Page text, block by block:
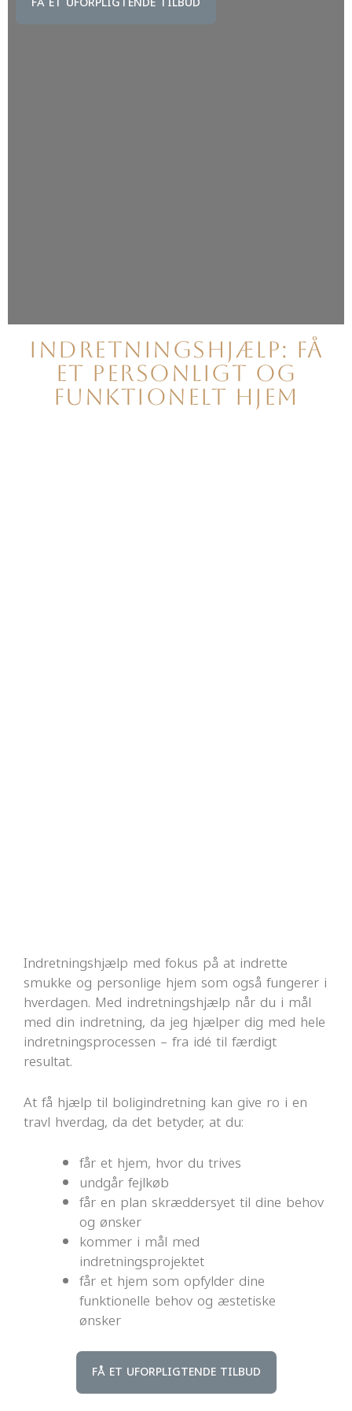
Indretningshjælp: få
et Personligt og
funktionelt hjem
Indretningshjælp med fokus på at indrette
smukke og personlige hjem som også fungerer i
hverdagen. Med indretningshjælp når du i mål
med din indretning, da jeg hjælper dig med hele
indretningsprocessen – fra idé til færdigt
resultat.
At få hjælp til boligindretning kan give ro i en
travl hverdag, da det betyder, at du:
får et hjem, hvor du trives
undgår fejlkøb
får en plan skræddersyet til dine behov
og ønsker
kommer i mål med
indretningsprojektet
får et hjem som opfylder dine
funktionelle behov og æstetiske
ønsker
FÅ ET UFORPLIGTENDE TILBUD